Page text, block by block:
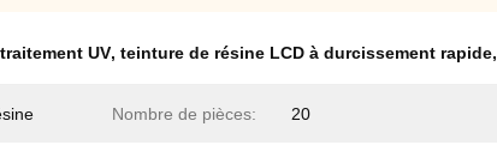
UV, teinture de résine LCD à durcissement rapide,
Nombre de pièces: 20